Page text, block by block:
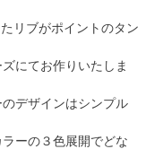
リブがポイントのタン
にてお作りいたしま
デザインはシンプル
ーの３色展開でどな